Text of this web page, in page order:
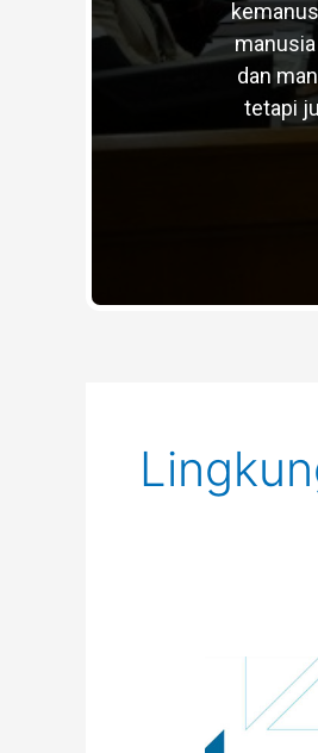
dan
tetapi
Lingkungan